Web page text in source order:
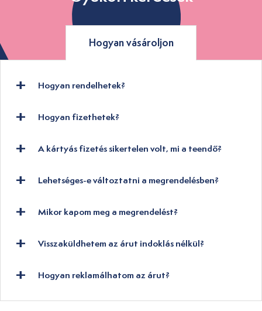
Hogyan vásároljon
Hogyan rendelhetek?
Hogyan fizethetek?
A kártyás fizetés sikertelen volt, mi a teendő?
Lehetséges-e változtatni a megrendelésben?
Mikor kapom meg a megrendelést?
Visszaküldhetem az árut indoklás nélkül?
Hogyan reklamálhatom az árut?